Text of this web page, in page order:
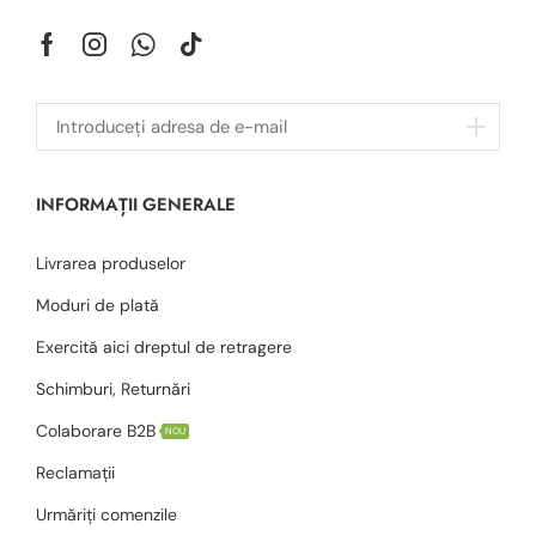
INFORMAȚII GENERALE
Livrarea produselor
Moduri de plată
Exercită aici dreptul de retragere
Schimburi, Returnări
Colaborare B2B
NOU
Reclamații
Urmăriți comenzile